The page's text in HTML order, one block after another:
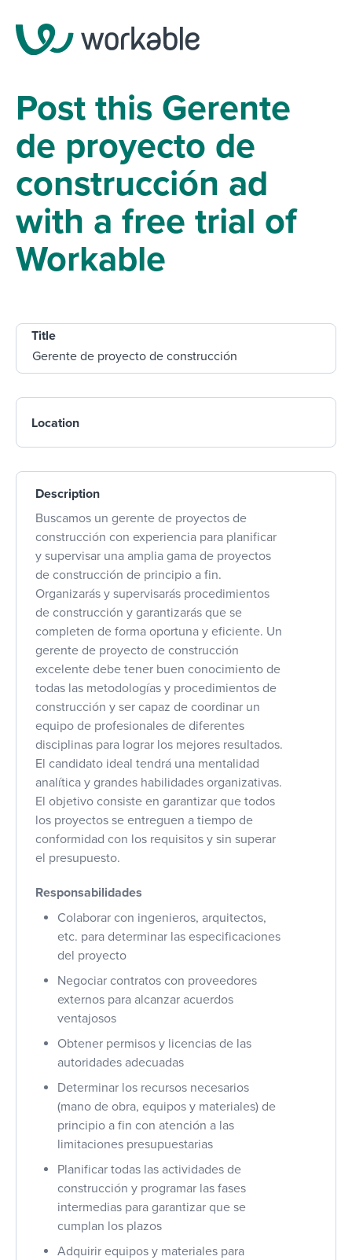
Post this Gerente
de proyecto de
construcción ad
with a free trial of
Workable
Title
Location
Description
Buscamos un gerente de proyectos de
construcción con experiencia para planificar
y supervisar una amplia gama de proyectos
de construcción de principio a fin.
Organizarás y supervisarás procedimientos
de construcción y garantizarás que se
completen de forma oportuna y eficiente. Un
gerente de proyecto de construcción
excelente debe tener buen conocimiento de
todas las metodologías y procedimientos de
construcción y ser capaz de coordinar un
equipo de profesionales de diferentes
disciplinas para lograr los mejores resultados.
El candidato ideal tendrá una mentalidad
analítica y grandes habilidades organizativas.
El objetivo consiste en garantizar que todos
los proyectos se entreguen a tiempo de
conformidad con los requisitos y sin superar
el presupuesto.
Responsabilidades
Colaborar con ingenieros, arquitectos,
etc. para determinar las especificaciones
del proyecto
Negociar contratos con proveedores
externos para alcanzar acuerdos
ventajosos
Obtener permisos y licencias de las
autoridades adecuadas
Determinar los recursos necesarios
(mano de obra, equipos y materiales) de
principio a fin con atención a las
limitaciones presupuestarias
Planificar todas las actividades de
construcción y programar las fases
intermedias para garantizar que se
cumplan los plazos
Adquirir equipos y materiales para